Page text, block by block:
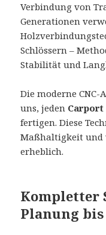
Verbindung von
Generationen
Schlössern –
Stabilität und
Die moderne
uns, jeden Carport
fertigen. Diese
Maßhaltigkeit und
erheblich.
Kompletter
Planung